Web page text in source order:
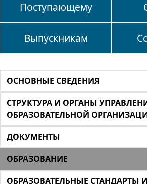
Поступающему
Выпускникам
ОСНОВНЫЕ СВЕДЕНИЯ
СТРУКТУРА И ОРГАНЫ
ОБРАЗОВАТЕЛЬНОЙ
ДОКУМЕНТЫ
ОБРАЗОВАНИЕ
ОБРАЗОВАТЕЛЬНЫЕ СТАНДАРТЫ И